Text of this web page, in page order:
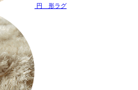
円 形ラグ